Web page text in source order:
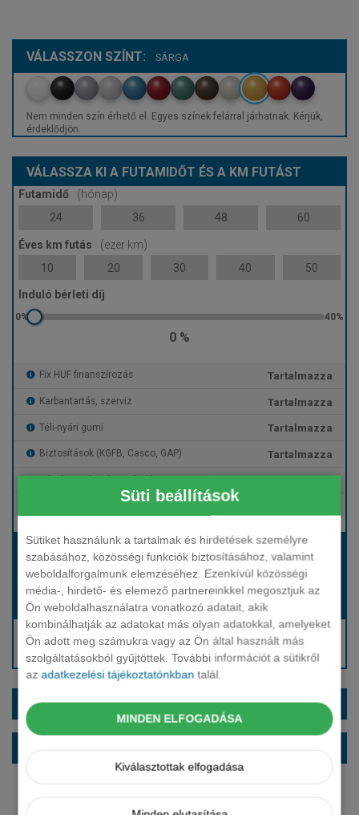
Süti beállítások
Sütiket használunk a tartalmak és hirdetések személyre
szabásához, közösségi funkciók biztosításához, valamint
weboldalforgalmunk elemzéséhez. Ezenkívül közösségi
média-, hirdető- és elemező partnereinkkel megosztjuk az
Ön weboldalhasználatra vonatkozó adatait, akik
kombinálhatják az adatokat más olyan adatokkal, amelyeket
Ön adott meg számukra vagy az Ön által használt más
szolgáltatásokból gyűjtöttek. További információt a sütikről
azadatkezelési tájékoztatónkban talál.
MINDEN ELFOGADÁSA
Kiválasztottak elfogadása
VÁLASSZON SZÍNT: SÁRGA
Nem minden szín érhető el. Egyes színek felárral járhatnak. Kérjük,
érdeklődjön.
VÁLASSZA KI A FUTAMIDŐT ÉS A KM FUTÁST
Futamidő
(hónap)
24
36 48 60
Éves km futás
(ezer km)
10
20 30 40 50
Induló bérleti díj
0 %
Fix HUF finanszírozás Tartalmazza
Karbantartás, szerviz Tartalmazza
Téli-nyári gumi Tartalmazza
Biztosítások (KGFB, Casco, GAP) Tartalmazza
Gépjármű- és cégautóadó Tartalmazza
Bérleti díj:
Hívjon bennünket!
Induló bérleti díj: Hívjon bennünket!
Hívjon: +36 1 888 0088
Kérjen visszahívást!
EXTRÁK ÉS SZÍNEK